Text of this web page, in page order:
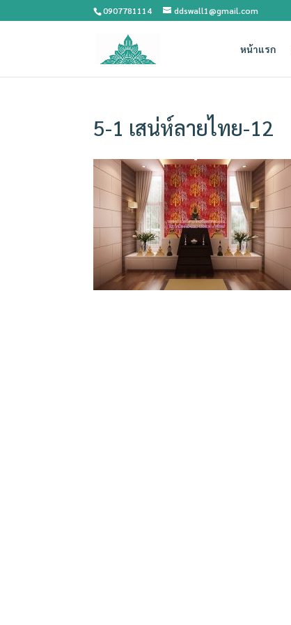
0907781114 ddswall1@gmail.com
หน้าแรก
5-1 เสน่ห์ลายไทย-12